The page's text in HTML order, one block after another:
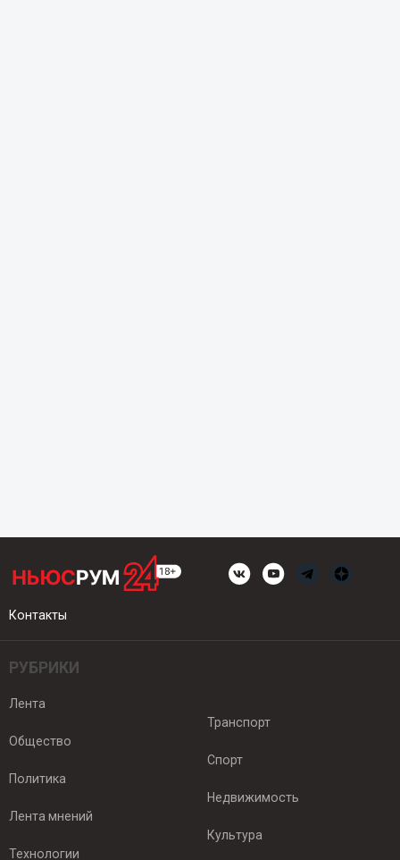
Контакты
РУБРИКИ
Лента
Общество
Политика
Лента мнений
Технологии
Транспорт
Спорт
Недвижимость
Культура